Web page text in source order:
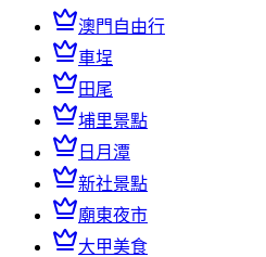
澳門自由行
車埕
田尾
埔里景點
日月潭
新社景點
廟東夜市
大甲美食